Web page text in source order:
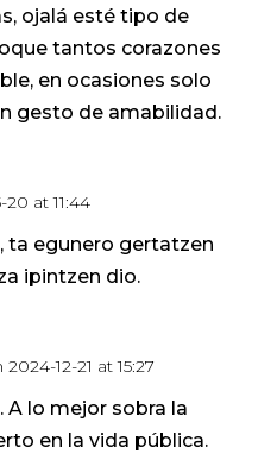
ojalá esté tipo de
tantos corazones
en ocasiones solo
gesto de amabilidad.
at 11:44
ta egunero gertatzen
ipintzen dio.
2024-12-21 at 15:27
A lo mejor sobra la
en la vida pública.